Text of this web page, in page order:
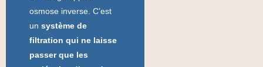
osmose inverse. C’est
un système de
filtration qui ne laisse
passer que les